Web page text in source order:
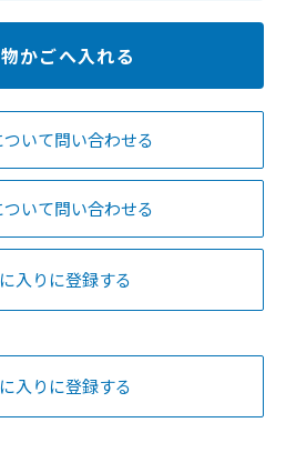
いて問い合わせる
いて問い合わせる
入りに登録する
入りに登録する